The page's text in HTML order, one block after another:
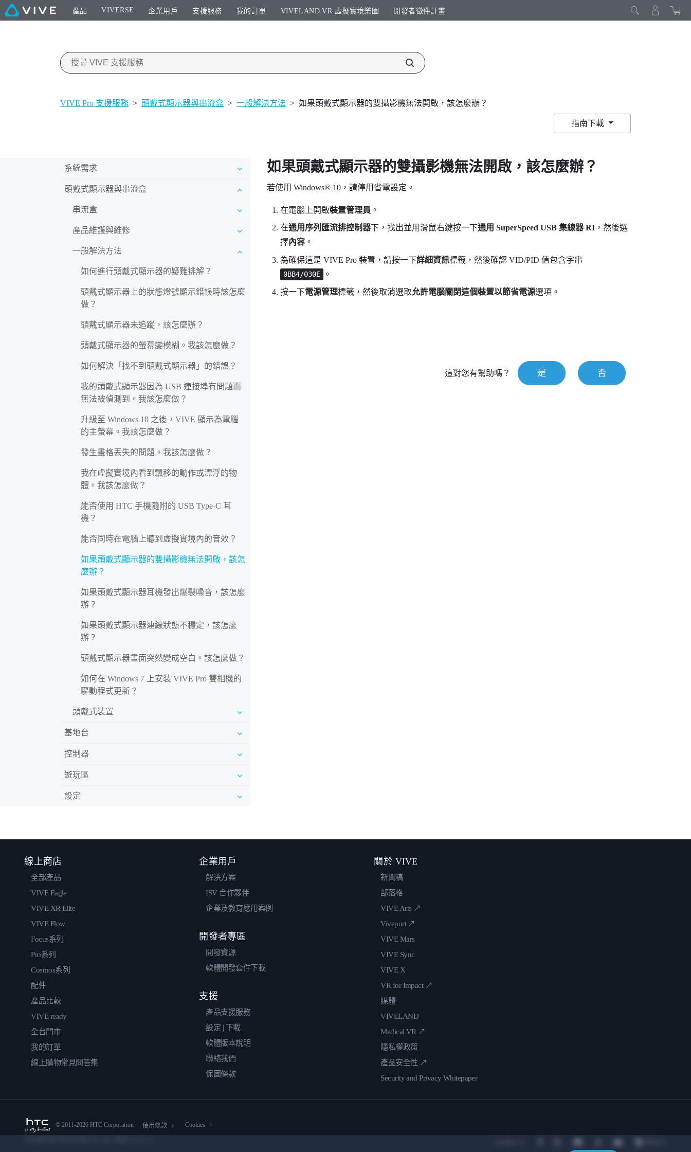
產品 VIVERSE 企業用戶 支援服務 我的訂單 VIVELAND VR 虛擬實境樂園​ 開發者徵件計畫​
VIVE Pro 支援服務 > 頭戴式顯示器與串流盒 > 一般解決方法 > 如果頭戴式顯示器的雙攝影機無法開啟，該怎麼辦？
指南下載
系統需求
頭戴式顯示器與串流盒
串流盒
產品維護與維修
一般解決方法
如何進行頭戴式顯示器的疑難排解？
頭戴式顯示器上的狀態燈號顯示錯誤時該怎麼
做？
頭戴式顯示器未追蹤，該怎麼辦？
頭戴式顯示器的螢幕變模糊。我該怎麼做？
如何解決「找不到頭戴式顯示器」的錯誤？
我的頭戴式顯示器因為 USB 連接埠有問題而
無法被偵測到。我該怎麼做？
升級至 Windows 10 之後，VIVE 顯示為電腦
的主螢幕。我該怎麼做？
發生畫格丟失的問題。我該怎麼做？
我在虛擬實境內看到飄移的動作或漂浮的物
體。我該怎麼做？
能否使用 HTC 手機隨附的 USB Type-C 耳
機？
能否同時在電腦上聽到虛擬實境內的音效？
如果頭戴式顯示器的雙攝影機無法開啟，該怎
麼辦？
如果頭戴式顯示器耳機發出爆裂噪音，該怎麼
辦？
如果頭戴式顯示器連線狀態不穩定，該怎麼
辦？
頭戴式顯示器畫面突然變成空白。該怎麼做？
如何在 Windows 7 上安裝 VIVE Pro 雙相機的
驅動程式更新？
頭戴式裝置
基地台
控制器
遊玩區
設定
如果頭戴式顯示器的雙攝影機無法開啟，該怎麼辦？
若使用 Windows®10，請停用省電設定。
在電腦上開啟裝置管理員 。
在通用序列匯流排控制器下，找出並用滑鼠右鍵按一下通用 SuperSpeed USB 集線器 RI，然後選
擇內容。
為確保這是 VIVE Pro裝置，請按一下詳細資訊標籤，然後確認 VID/PID 值包含字串
0BB4/030E 。
按一下電源管理標籤，然後取消選取允許電腦關閉這個裝置以節省電源選項。
這對您有幫助嗎？ 是 否
線上商店
全部產品
VIVE Eagle
VIVE XR Elite
VIVE Flow
Focus系列
Pro系列
Cosmos系列
配件
產品比較
VIVE ready
全台門市
我的訂單
線上購物常見問答集
企業用戶
解決方案
ISV 合作夥伴
企業及教育應用案例
開發者專區
開發資源
軟體開發套件下載
支援
產品支援服務
設定 | 下載
軟體版本說明
聯絡我們
保固條款
關於 VIVE
新聞稿
部落格
VIVE Arts ↗
Viveport ↗
VIVE Mars
VIVE Sync
VIVE X
VR for Impact ↗
媒體
VIVELAND
Medical VR ↗
隱私權政策
產品安全性 ↗
Security and Privacy Whitepaper
© 2011-2026 HTC Corporation 使用條款 Cookies